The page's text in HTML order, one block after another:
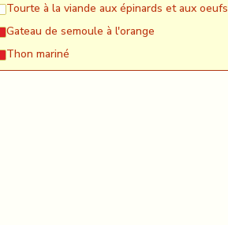
Tourte à la viande aux épinards et aux oeufs
Gateau de semoule à l'orange
Thon mariné